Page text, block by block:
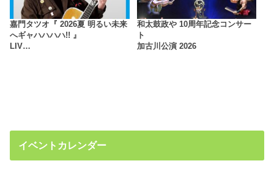
嘉門タツオ『 2026夏 明るい未来
へギャハハハハ!! 』
LIV…
和太鼓政や 10周年記念コンサー
ト
加古川公演 2026
イベントカレンダー